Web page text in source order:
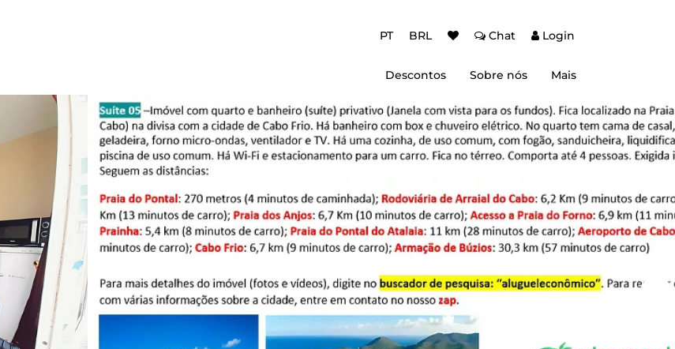
PT BRL Chat Login
Descontos
Promoção Baixa Temporada
Cupom de desconto
Sobre nós Mais
Autenticação de dois fatores (2FA)
Dicas de Viagem